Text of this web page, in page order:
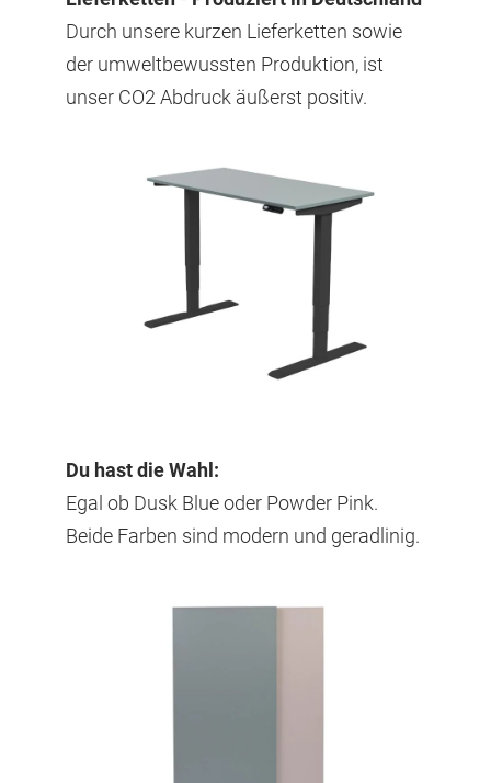
Durch unsere kurzen Lieferketten sowie
der umweltbewussten Produktion, ist
unser CO2 Abdruck äußerst positiv.
Du hast die Wahl:
Egal ob Dusk Blue oder Powder Pink.
Beide Farben sind modern und geradlinig.